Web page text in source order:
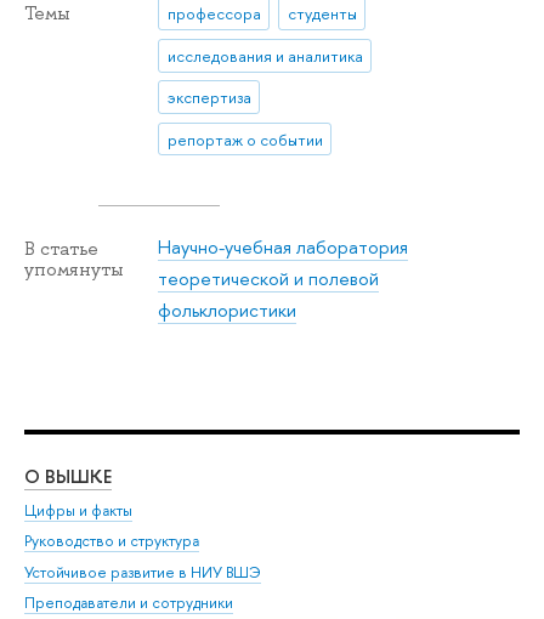
Темы профессора
студенты
исследования и аналитика
экспертиза
репортаж о событии
В статье
упомянуты
Научно-учебная лаборатория
теоретической и полевой
фольклористики
О ВЫШКЕ
Цифры и факты
Руководство и структура
Устойчивое развитие в НИУ ВШЭ
Преподаватели и сотрудники